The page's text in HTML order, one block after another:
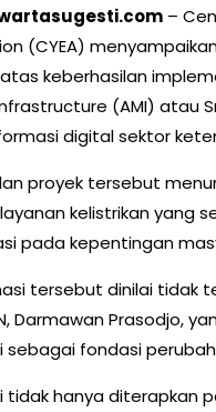
–
(CYEA)
keberhasilan
(AMI) atau
digital sektor
proyek tersebut
kelistrikan yang
pada kepentingan
tersebut dinilai tidak
Darmawan Prasodjo,
sebagai fondasi
tidak hanya diterapkan